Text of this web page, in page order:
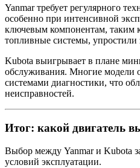
Yanmar требует регулярного
особенно при интенсивной
ключевым компонентам, таким
топливные системы, упростили
Kubota выигрывает в плане
обслуживания. Многие модели
системами диагностики, что
неисправностей.
Итог: какой двигатель
Выбор между Yanmar и Kubota
условий эксплуатации.